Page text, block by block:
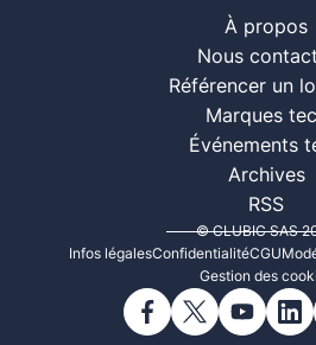
À propos
Nous
Référencer un
Marques
Événements
Archives
RSS
© CLUBIC SAS
Infos légalesConfidentialitéCGU
Gestion des